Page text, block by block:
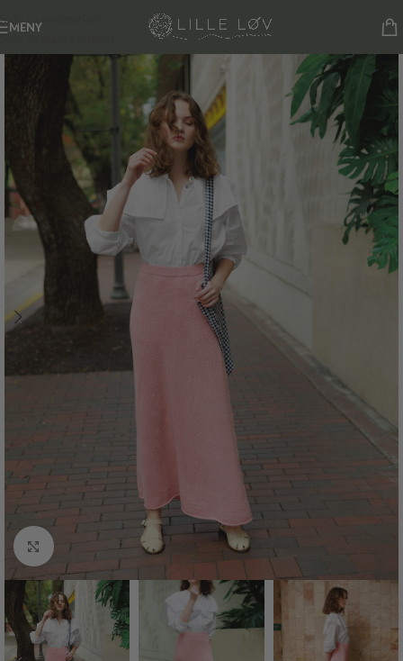
Skip to navigation
Skip to main content
MENY
Click to enlarge